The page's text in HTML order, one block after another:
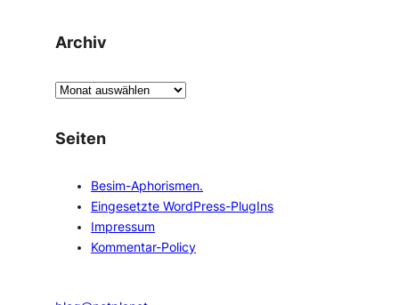
Archiv
A
c
Seiten
Besim-Aphorismen.
Eingesetzte WordPress-PlugIns
Impressum
Kommentar-Policy